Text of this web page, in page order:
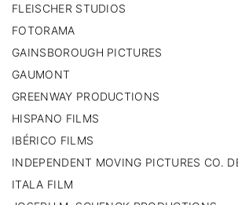
FLEISCHER STUDIOS
FOTORAMA
GAINSBOROUGH PICTURES
GAUMONT
GREENWAY PRODUCTIONS
HISPANO FILMS
IBÉRICO FILMS
INDEPENDENT MOVING PICTURES CO.
ITALA FILM